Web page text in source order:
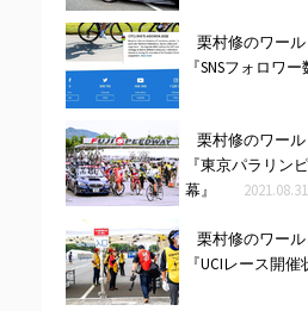
栗村修のワー
『SNSフォロワー
栗村修のワー
『東京パラリン
幕』
2021.08.31
栗村修のワー
『UCIレース開催